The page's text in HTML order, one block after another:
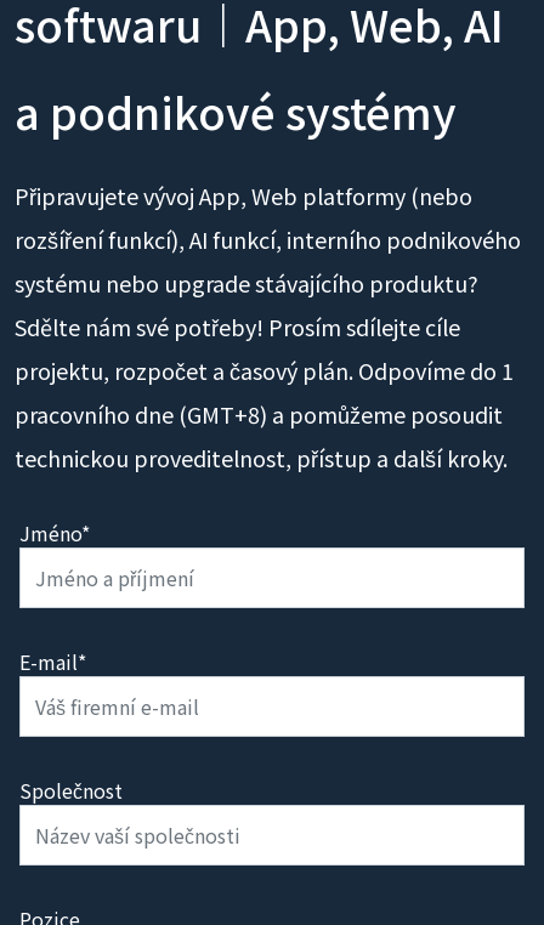
softwaru｜App, Web, AI
a podnikové systémy
Připravujete vývoj App, Web platformy (nebo
rozšíření funkcí), AI funkcí, interního podnikového
systému nebo upgrade stávajícího produktu?
Sdělte nám své potřeby! Prosím sdílejte cíle
projektu, rozpočet a časový plán. Odpovíme do 1
pracovního dne (GMT+8) a pomůžeme posoudit
technickou proveditelnost, přístup a další kroky.
Jméno*
E-mail*
Společnost
Pozice